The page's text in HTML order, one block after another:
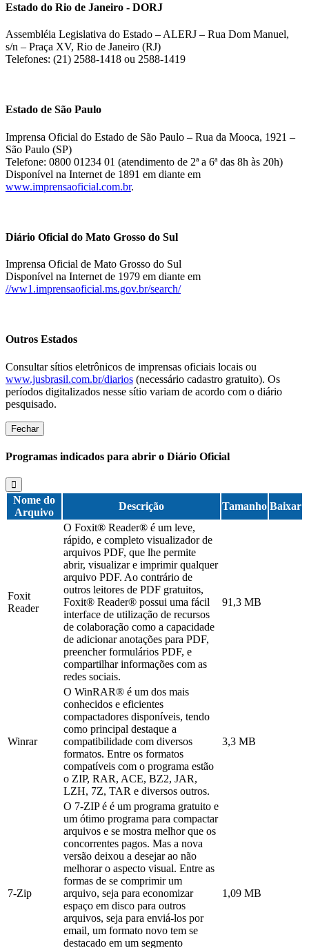
Estado do Rio de Janeiro - DORJ
Assembléia Legislativa do Estado – ALERJ – Rua Dom Manuel,
s/n – Praça XV, Rio de Janeiro (RJ)
Telefones: (21) 2588-1418 ou 2588-1419
Estado de São Paulo
Imprensa Oficial do Estado de São Paulo – Rua da Mooca, 1921 –
São Paulo (SP)
Telefone: 0800 01234 01 (atendimento de 2ª a 6ª das 8h às 20h)
Disponível na Internet de 1891 em diante em
www.imprensaoficial.com.br.
Diário Oficial do Mato Grosso do Sul
Imprensa Oficial de Mato Grosso do Sul
Disponível na Internet de 1979 em diante em
//ww1.imprensaoficial.ms.gov.br/search/
Outros Estados
Consultar sítios eletrônicos de imprensas oficiais locais ou
www.jusbrasil.com.br/diarios (necessário cadastro gratuito). Os
períodos digitalizados nesse sítio variam de acordo com o diário
pesquisado.
Fechar
Programas indicados para abrir o Diário Oficial
Nome do
Arquivo
Descrição Tamanho Baixar
Foxit
Reader
O Foxit® Reader® é um leve,
rápido, e completo visualizador de
arquivos PDF, que lhe permite
abrir, visualizar e imprimir qualquer
arquivo PDF. Ao contrário de
outros leitores de PDF gratuitos,
Foxit® Reader® possui uma fácil
interface de utilização de recursos
de colaboração como a capacidade
de adicionar anotações para PDF,
preencher formulários PDF, e
compartilhar informações com as
redes sociais.
91,3 MB
Winrar
O WinRAR® é um dos mais
conhecidos e eficientes
compactadores disponíveis, tendo
como principal destaque a
compatibilidade com diversos
formatos. Entre os formatos
compatíveis com o programa estão
o ZIP, RAR, ACE, BZ2, JAR,
LZH, 7Z, TAR e diversos outros.
3,3 MB
7-Zip
O 7-ZIP é é um programa gratuito e
um ótimo programa para compactar
arquivos e se mostra melhor que os
concorrentes pagos. Mas a nova
versão deixou a desejar ao não
melhorar o aspecto visual. Entre as
formas de se comprimir um
arquivo, seja para economizar
espaço em disco para outros
arquivos, seja para enviá-los por
email, um formato novo tem se
destacado em um segmento
1,09 MB